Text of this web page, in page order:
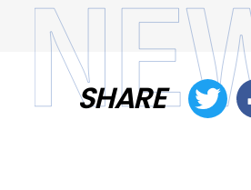
SHARE